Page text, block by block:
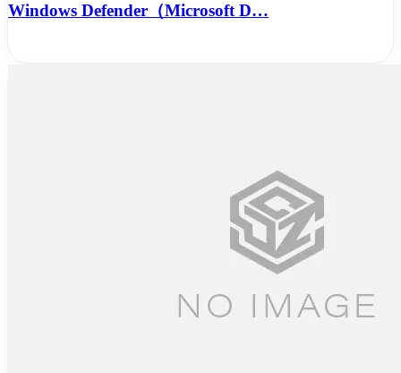
Windows Defender（Microsoft D…